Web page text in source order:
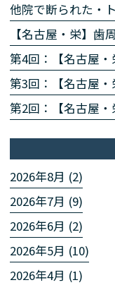
2026年8月 (2)
2026年7月 (9)
2026年6月 (2)
2026年5月 (10)
2026年4月 (1)